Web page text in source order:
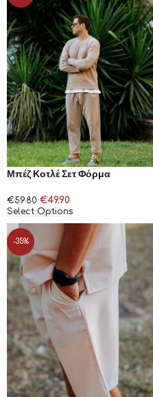
Μπέζ Κοτλέ Σετ Φόρμα
€59.80 €49.90
Select Options
-35%